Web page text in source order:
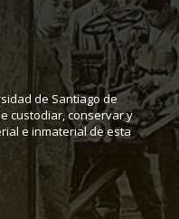
de Santiago de
custodiar, conservar y
e inmaterial de esta